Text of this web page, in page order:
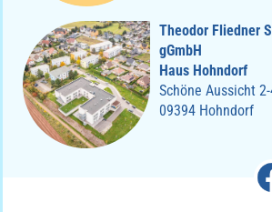
Theodor Fliedner
gGmbH
Haus Hohndorf
Schöne Aussicht
09394 Hohndorf